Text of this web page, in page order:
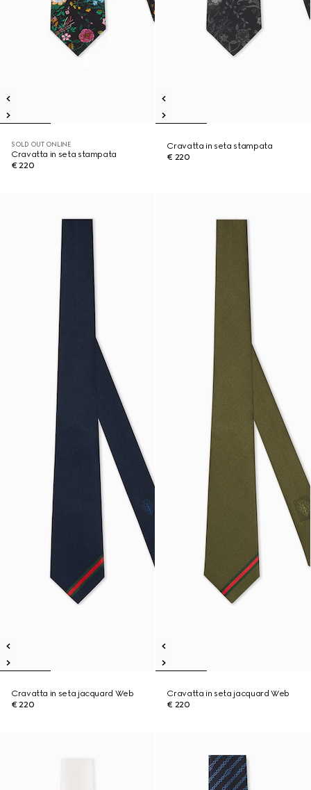
SOLD OUT ONLINE
Cravatta in seta stampata
€ 220
Cravatta in seta stampata
€ 220
Cravatta in seta jacquard Web
€ 220
Cravatta in seta jacquard Web
€ 220